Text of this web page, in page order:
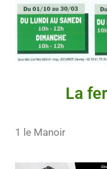
La
1 le Manoir